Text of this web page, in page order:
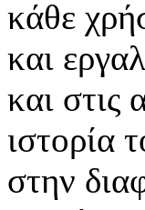
κάθε
και
και στις
ιστορία
στην